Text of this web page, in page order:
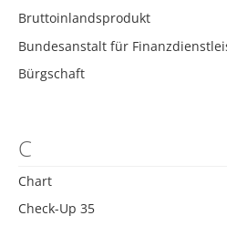
Bruttoinlandsprodukt
Bundesanstalt für
Bürgschaft
C
Chart
Check-Up 35